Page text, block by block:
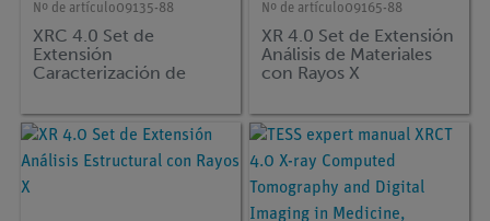
Nº de artículo09135-88
XRC 4.0 Set de
Extensión
Caracterización de
Nº de artículo09165-88
XR 4.0 Set de Extensión
Análisis de Materiales
con Rayos X